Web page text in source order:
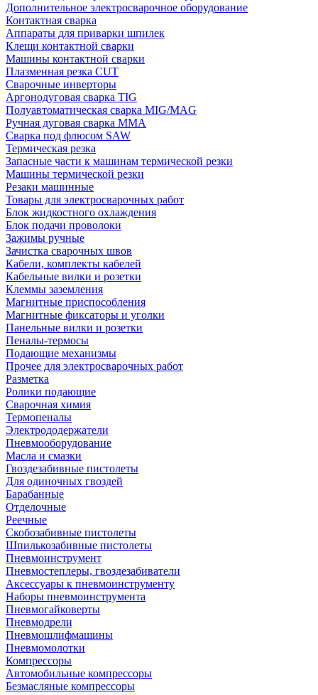
Дополнительное электросварочное оборудование
Контактная сварка
Аппараты для приварки шпилек
Клещи контактной сварки
Машины контактной сварки
Плазменная резка CUT
Сварочные инверторы
Аргонодуговая сварка TIG
Полуавтоматическая сварка MIG/MAG
Ручная дуговая сварка MMA
Сварка под флюсом SAW
Термическая резка
Запасные части к машинам термической резки
Машины термической резки
Резаки машинные
Товары для электросварочных работ
Блок жидкостного охлаждения
Блок подачи проволоки
Зажимы ручные
Зачистка сварочных швов
Кабели, комплекты кабелей
Кабельные вилки и розетки
Клеммы заземления
Магнитные приспособления
Магнитные фиксаторы и уголки
Панельные вилки и розетки
Пеналы-термосы
Подающие механизмы
Прочее для электросварочных работ
Разметка
Ролики подающие
Сварочная химия
Термопеналы
Электрододержатели
Пневмооборудование
Масла и смазки
Гвоздезабивные пистолеты
Для одиночных гвоздей
Барабанные
Отделочные
Реечные
Скобозабивные пистолеты
Шпилькозабивные пистолеты
Пневмоинструмент
Пневмостеплеры, гвоздезабиватели
Аксессуары к пневмоинструменту
Наборы пневмоинструмента
Пневмогайковерты
Пневмодрели
Пневмошлифмашины
Пневмомолотки
Компрессоры
Автомобильные компрессоры
Безмасляные компрессоры